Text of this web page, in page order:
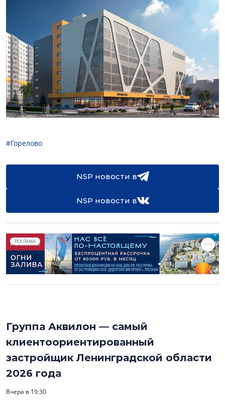
#Горелово
NSP новости в
NSP новости в
РЕКЛАМА
Группа Аквилон — самый
клиентоориентированный
застройщик Ленинградской области
2026 года
Вчера в 19:30